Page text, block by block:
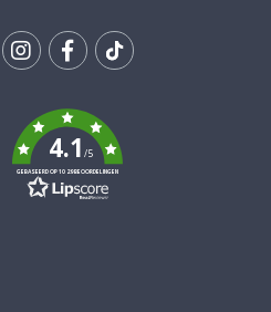
k
4.1/5
GEBASEERD OP 1029 BEOORDELINGEN